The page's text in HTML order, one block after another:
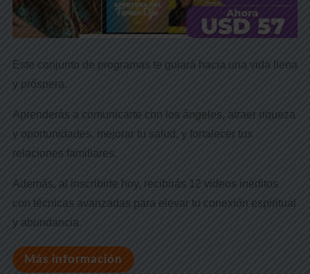
Este conjunto de programas te guiará hacia una vida llena
y próspera.
Aprenderás a comunicarte con los ángeles, atraer riqueza
y oportunidades, mejorar tu salud, y fortalecer tus
relaciones familiares.
Además, al inscribirte hoy, recibirás 12 videos inéditos
con técnicas avanzadas para elevar tu conexión espiritual
y abundancia.
Más información